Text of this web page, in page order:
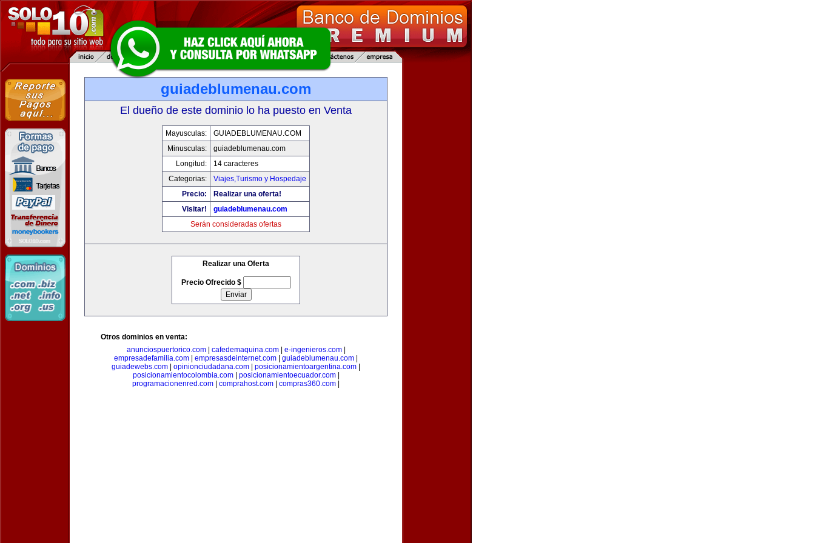
guiadeblumenau.com
El dueño de este dominio lo ha puesto en Venta
Mayusculas:
GUIADEBLUMENAU.COM
Minusculas:
guiadeblumenau.com
Longitud:
14 caracteres
Categorias:
Viajes,Turismo y Hospedaje
Precio:
Realizar una oferta!
Visitar!
guiadeblumenau.com
Serán consideradas ofertas
Realizar una Oferta
Precio Ofrecido $
Otros dominios en venta:
anunciospuertorico.com| cafedemaquina.com| e-ingenieros.com|
empresadefamilia.com
empresasdeinternet.com guiadeblumenau.com
guiadewebs.com
opinionciudadana.com posicionamientoargentina.com
posicionamientocolombia.com| posicionamientoecuador.com|
programacionenred.com
comprahost.com compras360.com